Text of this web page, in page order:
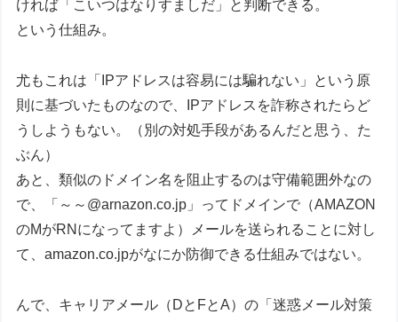
ければ「こいつはなりすましだ」と判断できる。
という仕組み。
尤もこれは「IPアドレスは容易には騙れない」という原
則に基づいたものなので、IPアドレスを詐称されたらど
うしようもない。（別の対処手段があるんだと思う、た
ぶん）
あと、類似のドメイン名を阻止するのは守備範囲外なの
で、「～～@arnazon.co.jp」ってドメインで（AMAZON
のMがRNになってますよ）メールを送られることに対し
て、amazon.co.jpがなにか防御できる仕組みではない。
んで、キャリアメール（DとFとA）の「迷惑メール対策